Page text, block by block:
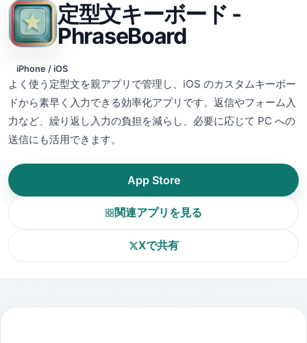
定型文キーボード -
PhraseBoard
iPhone / iOS
よく使う定型文を親アプリで管理し、iOS のカスタムキーボー
ドから素早く入力できる効率化アプリです。返信やフォーム入
力など、繰り返し入力の負担を減らし、必要に応じて PC への
送信にも活用できます。
App Store
関連アプリを見る
Xで共有